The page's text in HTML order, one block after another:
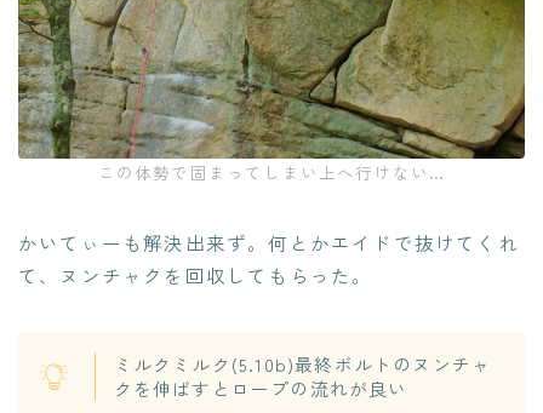
この体勢で固まってしまい上へ行けない…
かいてぃーも解決出来ず。何とかエイドで抜けてくれ
て、ヌンチャクを回収してもらった。
ミルクミルク(5.10b)最終ボルトのヌンチャ
クを伸ばすとロープの流れが良い